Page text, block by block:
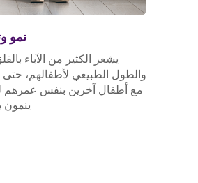
نمو
يشعر الكثير من الآباء
والطول الطبيعي لأطفالهم، حتى
مع أطفال آخرين بنفس عمرهم